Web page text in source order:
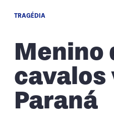
TRAGÉDIA
Menino
cavalos
Paraná